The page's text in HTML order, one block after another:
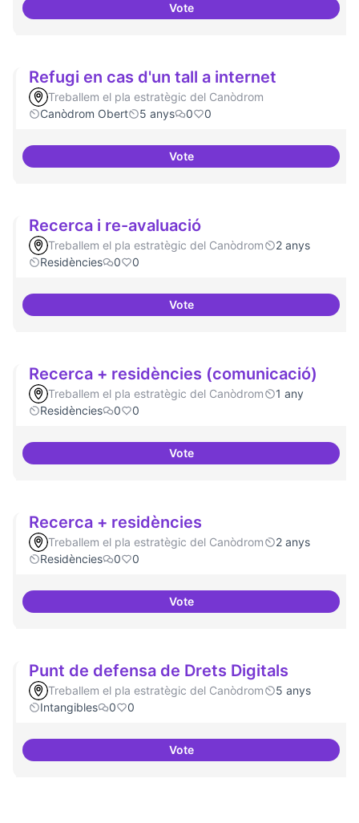
VoteRelació equilibrada entre
Refugi en cas d'un tall a internet
Treballem el pla estratègic del Canòdrom
Canòdrom Obert
5 anys 0 0
VoteRefugi en cas d'un tall a internet
Recerca i re-avaluació
Treballem el pla estratègic del Canòdrom
2 anys
Residències
0 0
VoteRecerca i re-avaluació
Recerca + residències (comunicació)
Treballem el pla estratègic del Canòdrom
1 any
Residències
0 0
VoteRecerca + residències
Recerca + residències
Treballem el pla estratègic del Canòdrom
2 anys
Residències
0 0
VoteRecerca + residències
Punt de defensa de Drets Digitals
Treballem el pla estratègic del Canòdrom
5 anys
Intangibles
0 0
VotePunt de defensa de Drets